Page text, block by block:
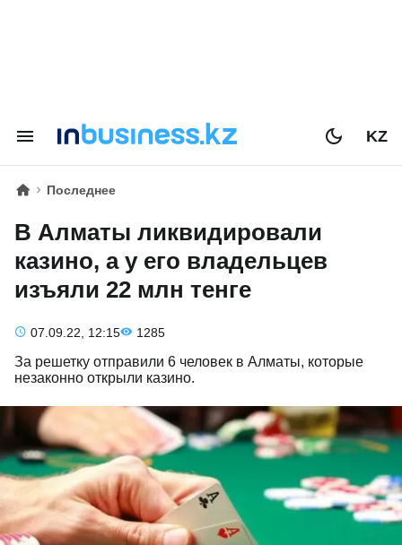
KZ
Последнее
В Алматы ликвидировали
казино, а у его владельцев
изъяли 22 млн тенге
07.09.22, 12:15 1285
За решетку отправили 6 человек в Алматы, которые
незаконно открыли казино.